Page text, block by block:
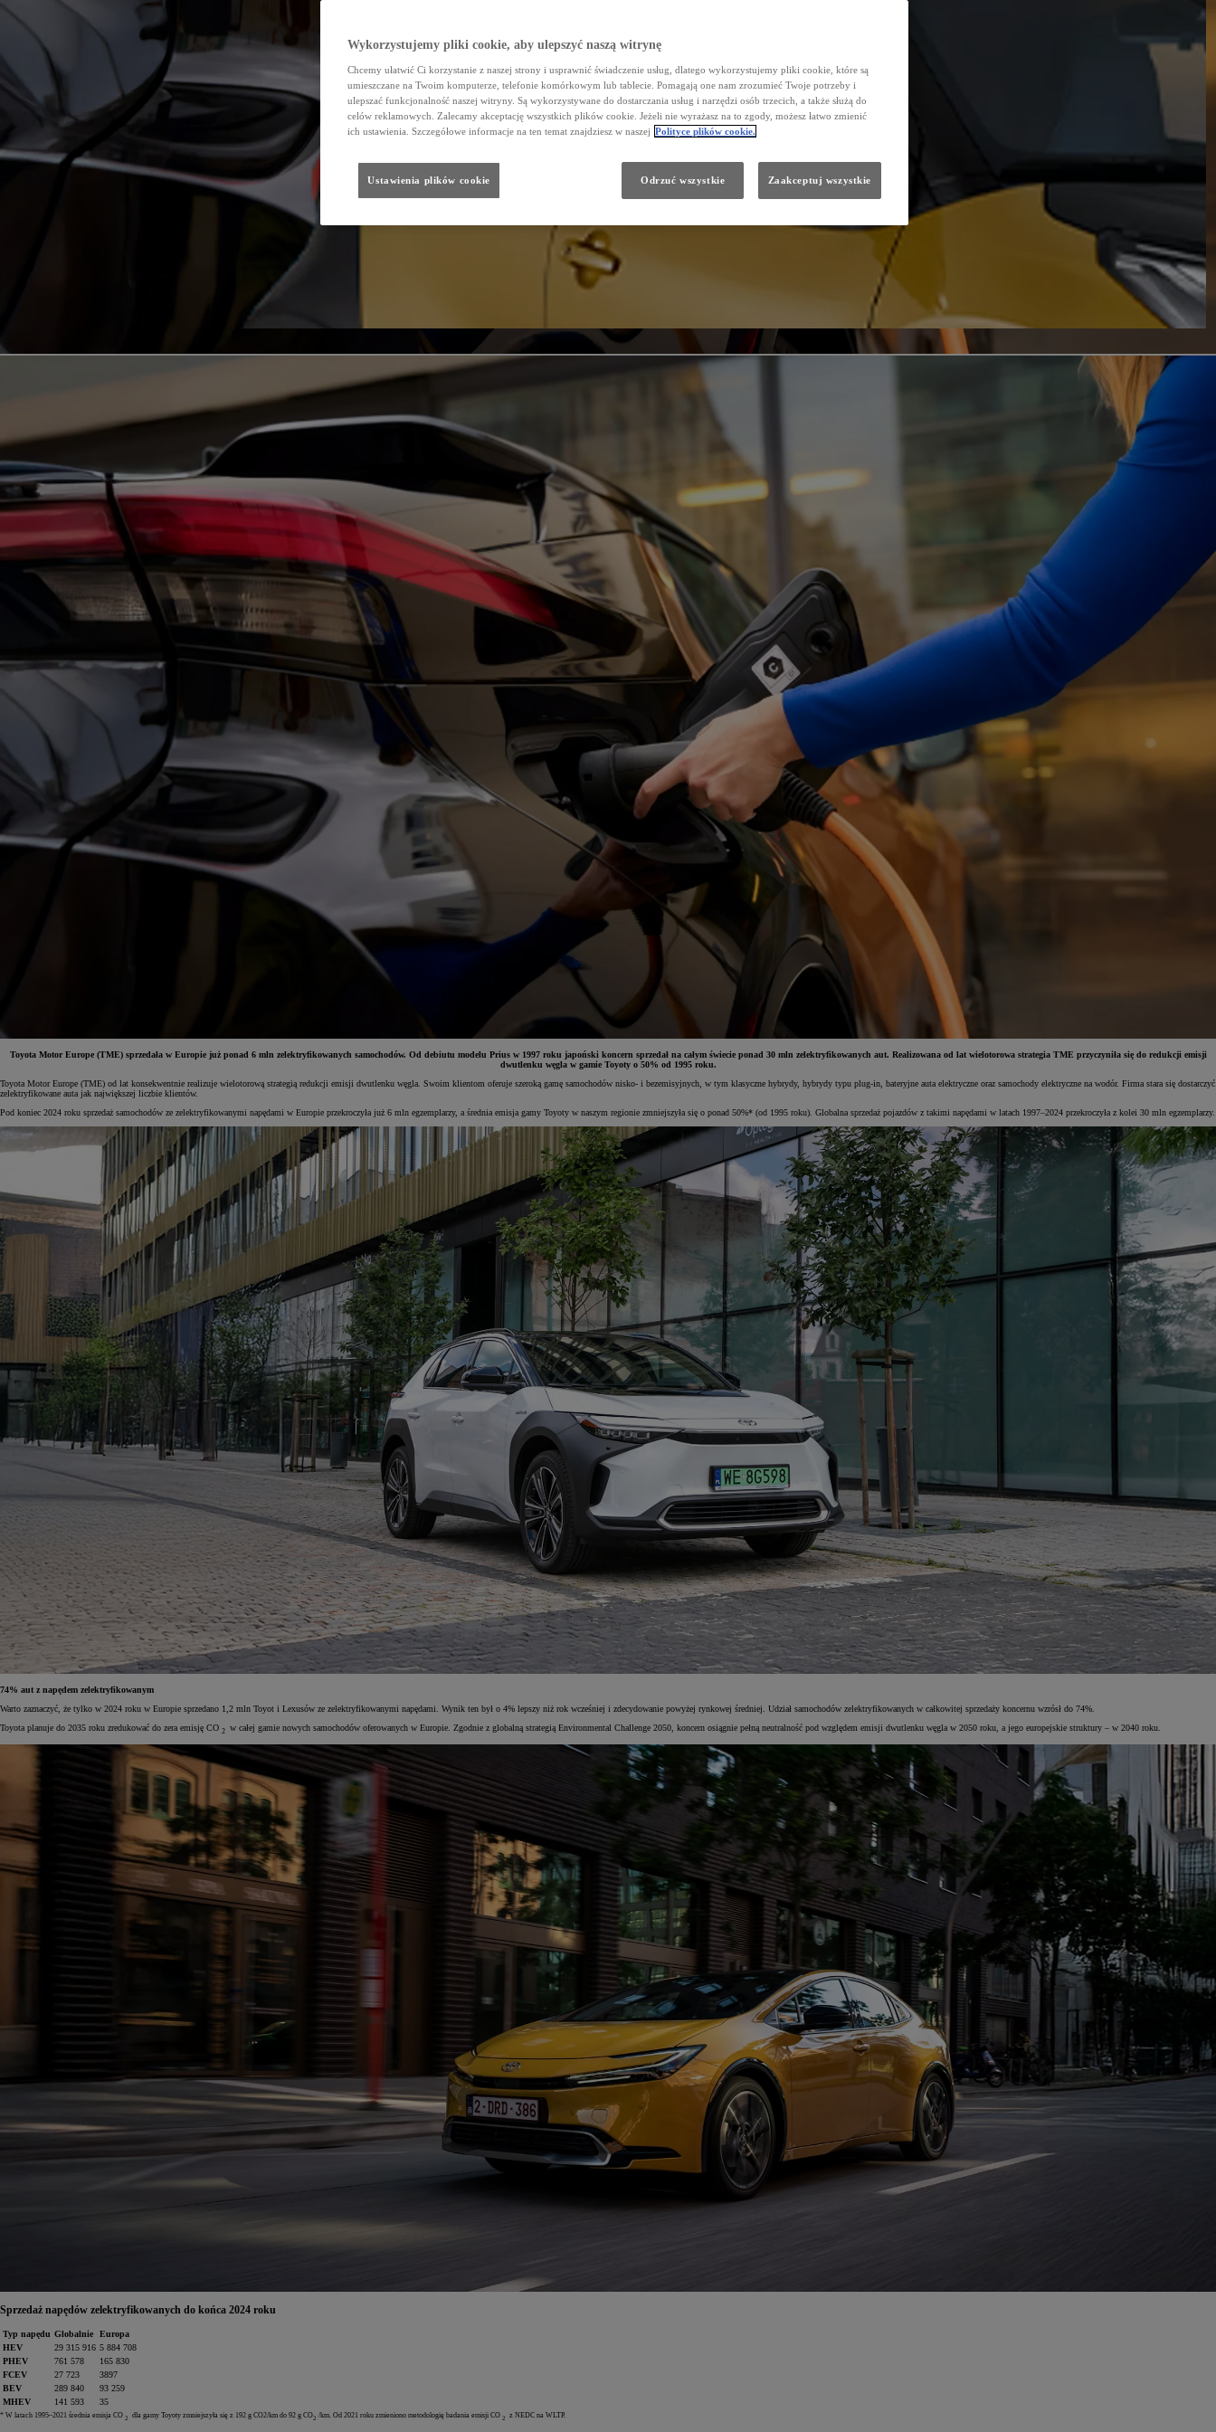
Od81 900 zł
Yaris Cross
HYBRID
Toyota Motor Europe (TME) sprzedała w Europie już ponad 6 mln zelektryfikowanych samochodów. Od debiutu modelu Prius w 1997 roku japoński koncern sprzedał na całym świecie ponad 30 mln zelektryfikowanych aut. Realizowana od lat wielotorowa strategia TME przyczyniła się do redukcji emisji
dwutlenku węgla w gamie Toyoty o 50% od 1995 roku.
Toyota Motor Europe (TME) od lat konsekwentnie realizuje wielotorową strategią redukcji emisji dwutlenku węgla. Swoim klientom oferuje szeroką gamę samochodów nisko- i bezemisyjnych, w tym klasyczne hybrydy, hybrydy typu plug-in, bateryjne auta elektryczne oraz samochody elektryczne na wodór. Firma stara się dostarczyć
zelektryfikowane auta jak największej liczbie klientów.
Pod koniec 2024 roku sprzedaż samochodów ze zelektryfikowanymi napędami w Europie przekroczyła już 6 mln egzemplarzy, a średnia emisja gamy Toyoty w naszym regionie zmniejszyła się o ponad 50%* (od 1995 roku). Globalna sprzedaż pojazdów z takimi napędami w latach 1997–2024 przekroczyła z kolei 30 mln egzemplarzy.
74% aut z napędem zelektryfikowanym
Warto zaznaczyć, że tylko w 2024 roku w Europie sprzedano 1,2 mln Toyot i Lexusów ze zelektryfikowanymi napędami. Wynik ten był o 4% lepszy niż rok wcześniej i zdecydowanie powyżej rynkowej średniej. Udział samochodów zelektryfikowanych w całkowitej sprzedaży koncernu wzrósł do 74%.
Toyota planuje do 2035 roku zredukować do zera emisję CO 2 w całej gamie nowych samochodów oferowanych w Europie. Zgodnie z globalną strategią Environmental Challenge 2050, koncern osiągnie pełną neutralność pod względem emisji dwutlenku węgla w 2050 roku, a jego europejskie struktury – w 2040 roku.
Sprzedaż napędów zelektryfikowanych do końca 2024 roku
Typ napędu Globalnie
Europa
HEV
29 315 916 5 884 708
PHEV
761 578
165 830
FCEV
27 723
3897
BEV
289 840
93 259
MHEV
141 593 35
* W latach 1995–2021 średnia emisja CO 2 dla gamy Toyoty zmniejszyła się z 192 g CO2/km do 92 g CO2 /km. Od 2021 roku zmieniono metodologię badania emisji CO 2 z NEDC na WLTP.
Wykorzystujemy pliki cookie, aby ulepszyć naszą witrynę
Chcemy ułatwić Ci korzystanie z naszej strony i usprawnić świadczenie usług, dlatego wykorzystujemy pliki cookie, które są
umieszczane na Twoim komputerze, telefonie komórkowym lub tablecie. Pomagają one nam zrozumieć Twoje potrzeby i
ulepszać funkcjonalność naszej witryny. Są wykorzystywane do dostarczania usług i narzędzi osób trzecich, a także służą do
celów reklamowych. Zalecamy akceptację wszystkich plików cookie. Jeżeli nie wyrażasz na to zgody, możesz łatwo zmienić
ich ustawienia. Szczegółowe informacje na ten temat znajdziesz w naszej Polityce plików cookie.
Ustawienia plików cookie Odrzuć wszystkie Zaakceptuj wszystkie